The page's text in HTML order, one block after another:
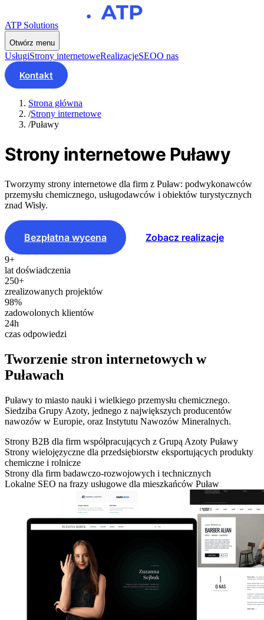
ATP Solutions
Otwórz menu
UsługiStrony internetoweRealizacjeSEOO nas
Kontakt
Strona główna
/Strony internetowe
/Puławy
Strony internetowe Puławy
Tworzymy strony internetowe dla firm z Puław: podwykonawców
przemysłu chemicznego, usługodawców i obiektów turystycznych
znad Wisły.
Bezpłatna wycena Zobacz realizacje
9+
lat doświadczenia
250+
zrealizowanych projektów
98%
zadowolonych klientów
24h
czas odpowiedzi
Tworzenie stron internetowych w
Puławach
Puławy to miasto nauki i wielkiego przemysłu chemicznego.
Siedziba Grupy Azoty, jednego z największych producentów
nawozów w Europie, oraz Instytutu Nawozów Mineralnych.
Strony B2B dla firm współpracujących z Grupą Azoty Puławy
Strony wielojęzyczne dla przedsiębiorstw eksportujących produkty
chemiczne i rolnicze
Strony dla firm badawczo-rozwojowych i technicznych
Lokalne SEO na frazy usługowe dla mieszkańców Puław